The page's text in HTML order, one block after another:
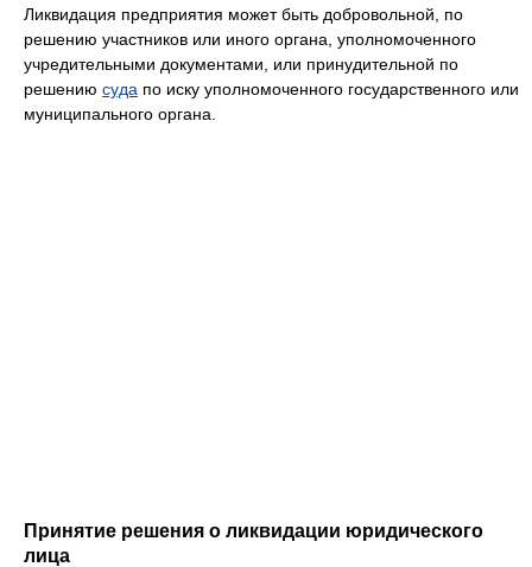
Ликвидация предприятия может быть добровольной, по
решению участников или иного органа, уполномоченного
учредительными документами, или принудительной по
решению суда по иску уполномоченного государственного или
муниципального органа.
Принятие решения о ликвидации юридического
лица